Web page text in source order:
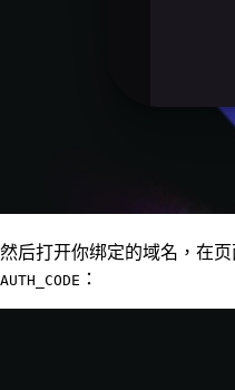
然后打开你绑定的域名，在
AUTH_CODE ：